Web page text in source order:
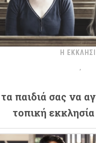
Η
παιδιά σας να
τοπική εκκλησία